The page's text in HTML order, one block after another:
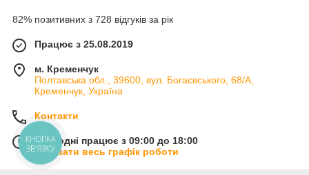
82% позитивних з 728 відгуків за рік
Працює з 25.08.2019
м. Кременчук
Полтавська обл., 39600, вул. Богаєвського, 68/А,
Кременчук, Україна
Контакти
Сьогодні працює з 09:00 до 18:00
Показати весь графік роботи
КНОПКА
ЗВ'ЯЗКУ